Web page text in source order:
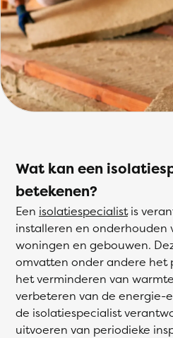
Wat kan een
betekenen?
Een isolatiespecialistis
installeren en onderhouden
woningen en gebouwen.
omvatten onder andere het
het verminderen van
verbeteren van de energie-
de isolatiespecialist
uitvoeren van periodieke